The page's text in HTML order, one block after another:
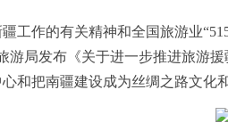
工作的有关精神和全国旅游业
游局发布《关于进一步推进旅游
和把南疆建设成为丝绸之路文化